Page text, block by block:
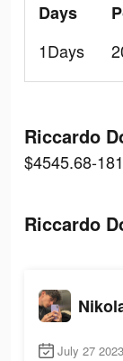
Days
1Days
Riccardo
$4545.68-
Riccardo
July 27